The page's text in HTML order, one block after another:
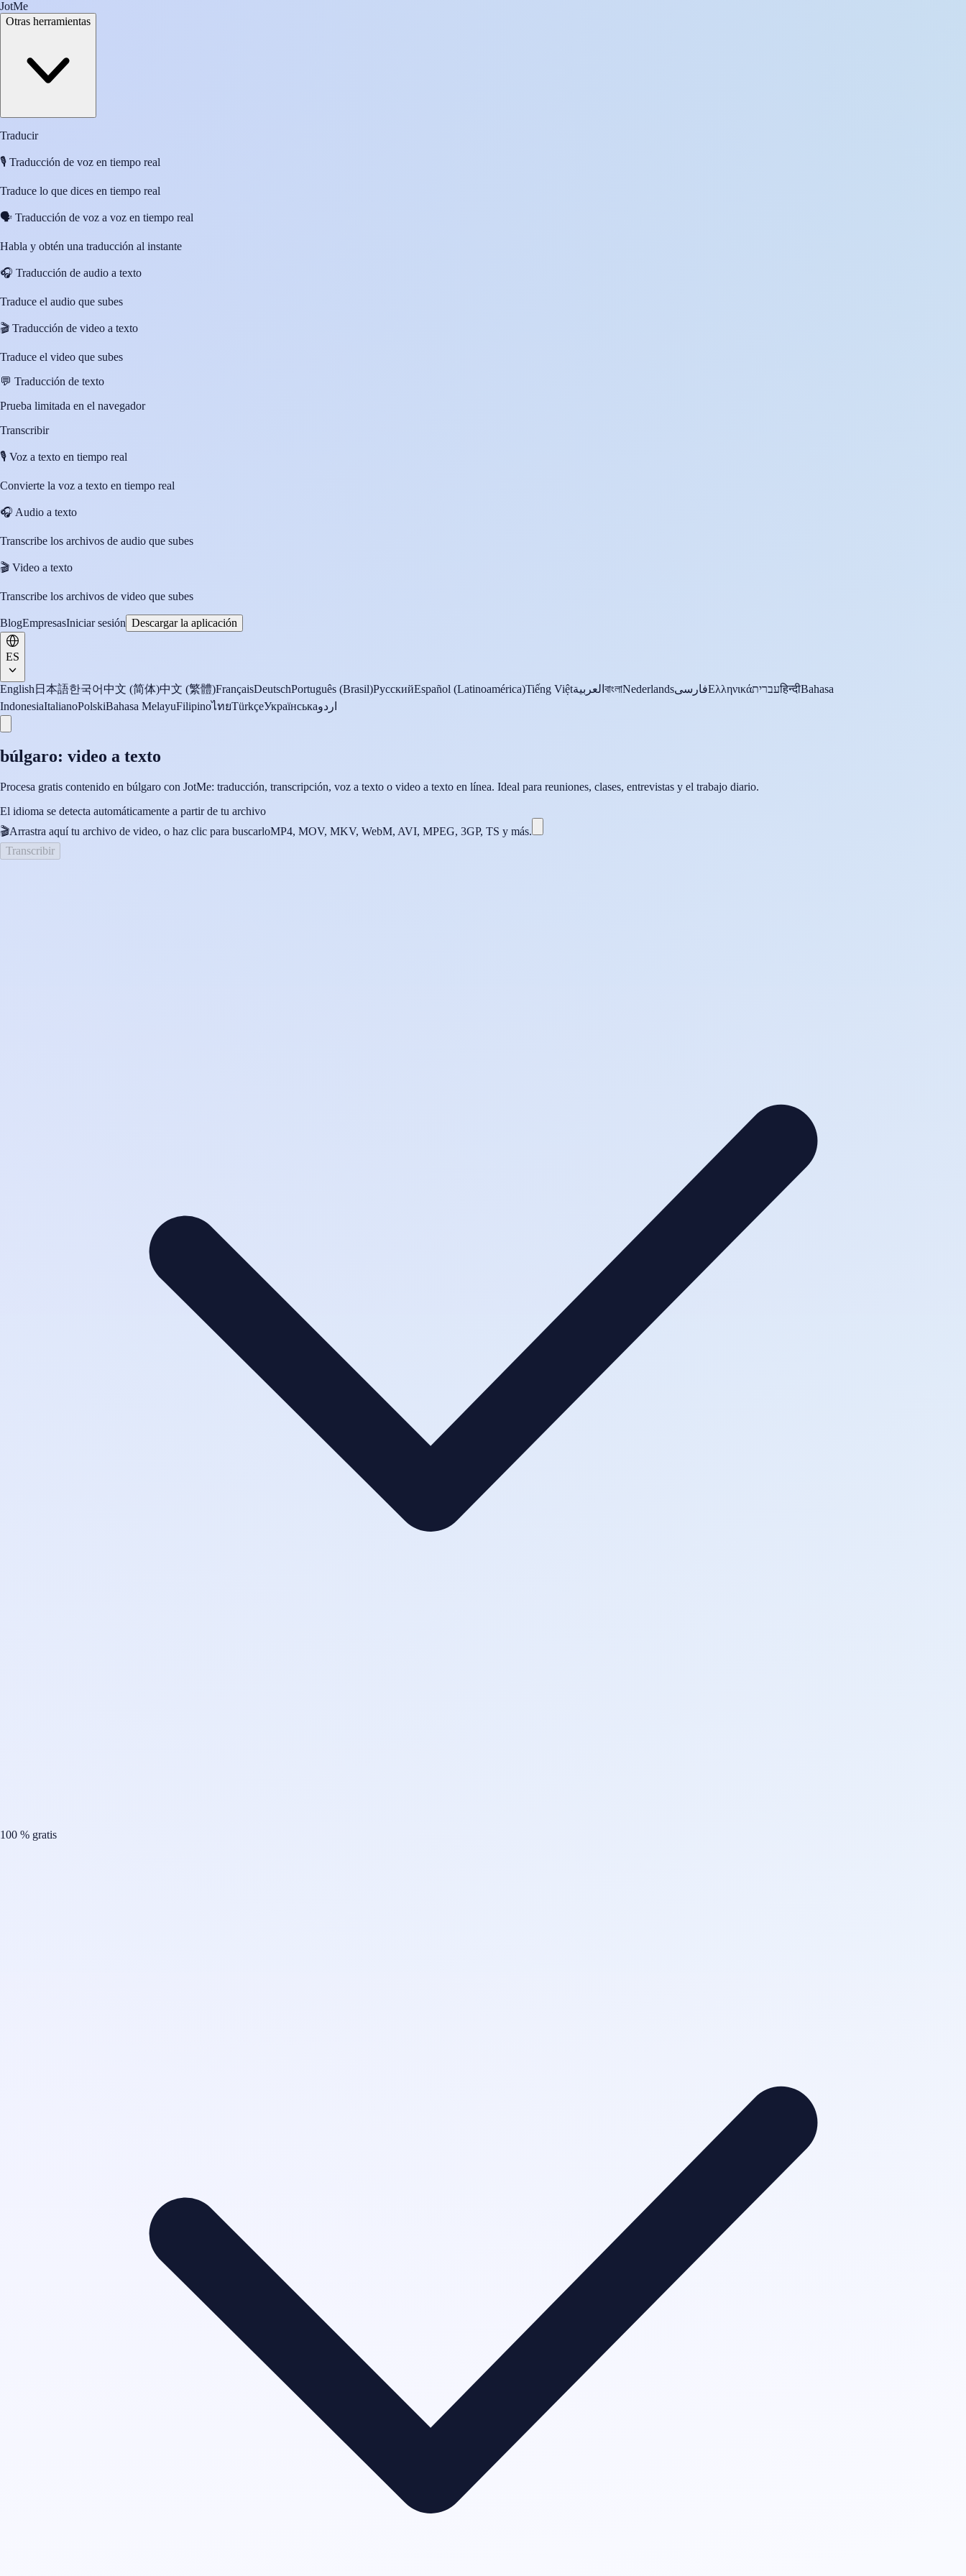
JotMe
Otras herramientas
Traducir
🎙️ Traducción de voz en tiempo real
Traduce lo que dices en tiempo real
🗣️ Traducción de voz a voz en tiempo real
Habla y obtén una traducción al instante
🎧 Traducción de audio a texto
Traduce el audio que subes
🎬 Traducción de video a texto
Traduce el video que subes
💬 Traducción de texto
Prueba limitada en el navegador
Transcribir
🎙️ Voz a texto en tiempo real
Convierte la voz a texto en tiempo real
🎧 Audio a texto
Transcribe los archivos de audio que subes
🎬 Video a texto
Transcribe los archivos de video que subes
BlogEmpresasIniciar sesión Descargar la aplicación
ES
English 日本語한국어中文 (简体)中文 (繁體)FrançaisDeutschPortuguês (Brasil)РусскийEspañol (Latinoamérica)Tiếng Việtالعربية বাংলাNederlandsفارسیΕλληνικάעבריתहिन्दीBahasa
IndonesiaItalianoPolskiBahasa MelayuFilipinoไทยTürkçeУкраїнськаاردو
búlgaro: video a texto
Procesa gratis contenido en búlgaro con JotMe: traducción, transcripción, voz a texto o video a texto en línea. Ideal para reuniones, clases, entrevistas y el trabajo diario.
El idioma se detecta automáticamente a partir de tu archivo
🎬Arrastra aquí tu archivo de video, o haz clic para buscarloMP4, MOV, MKV, WebM, AVI, MPEG, 3GP, TS y más.
Transcribir
100 % gratis